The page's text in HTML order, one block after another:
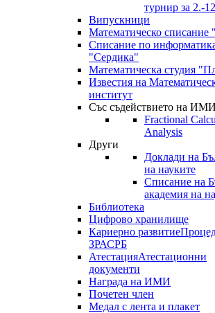
турнир за 2.-
Випускници
Математическо списание
Списание по
"Сердика"
Математическа студия
Известия на
институт
Със съдействието на ИМИ
Fractional
Analysis
Други
Доклади на
на науките
Списание на
академия на
Библиотека
Цифрово хранилище
Кариерно развитие
ЗРАСРБ
АтестацияАтестационни
документи
Награда на ИМИ
Почетен член
Медал с лента и плакет